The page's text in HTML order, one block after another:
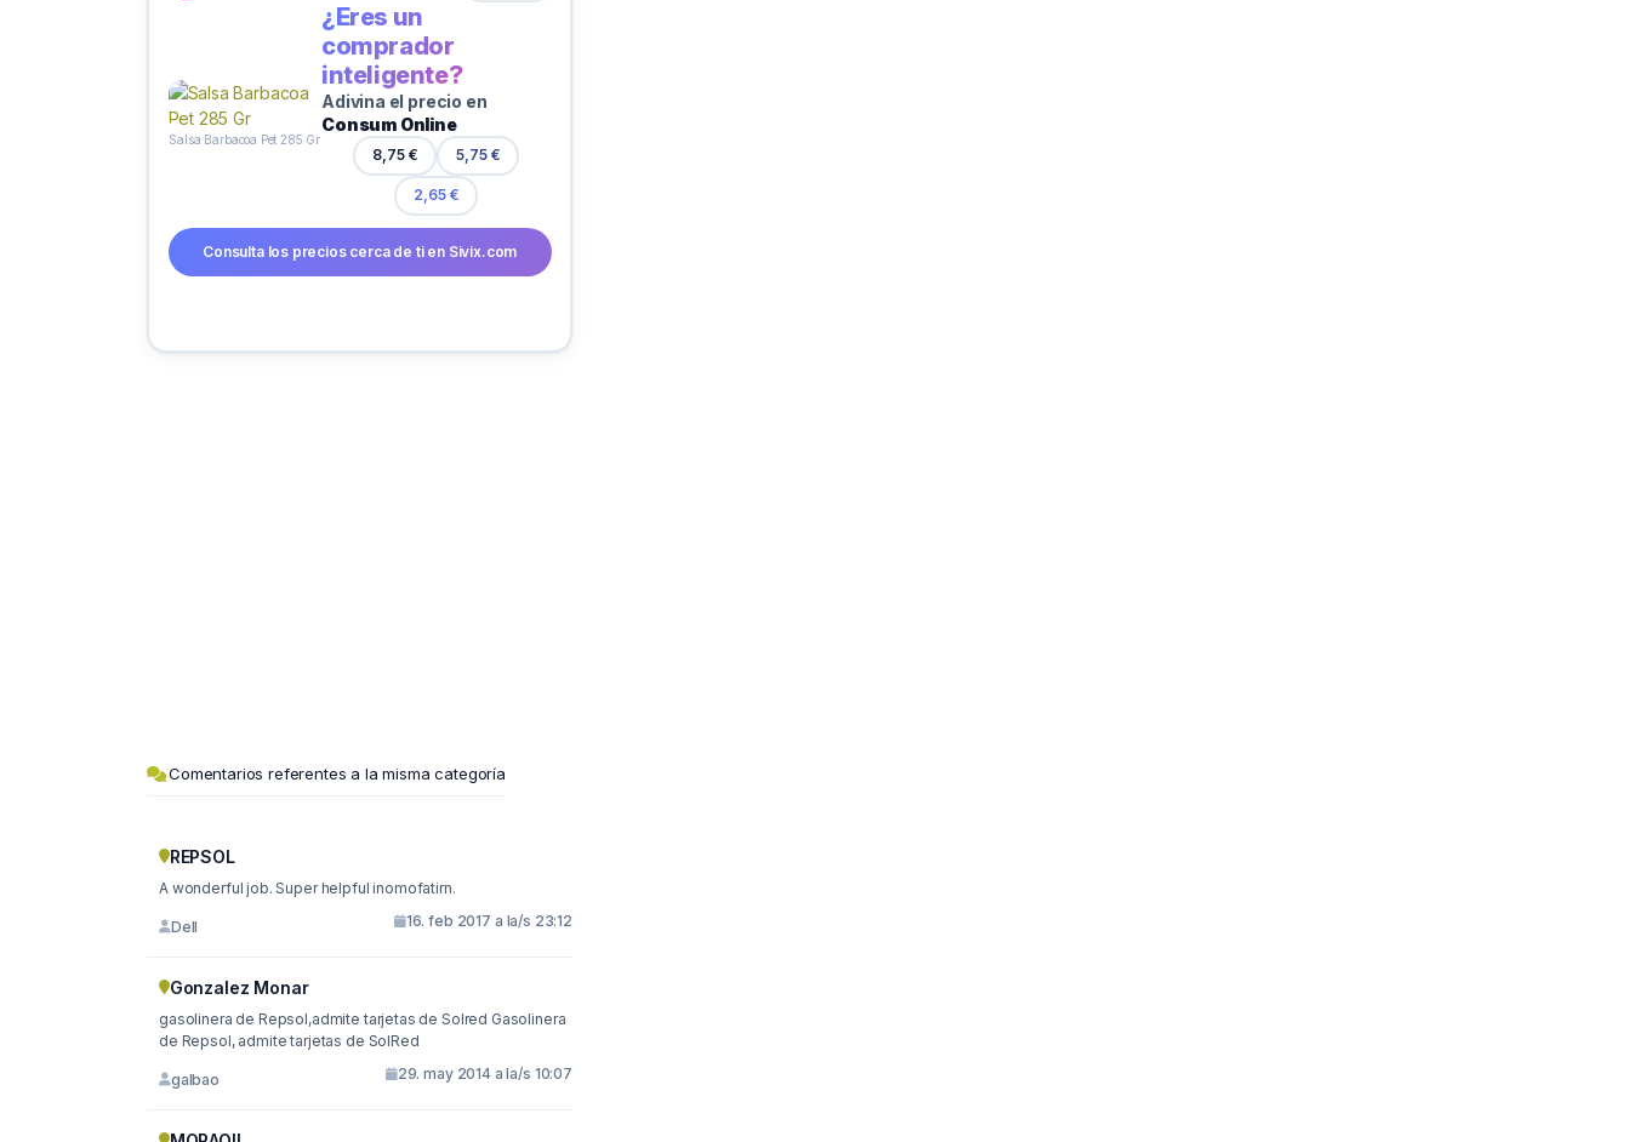
Salsa Barbacoa Pet 285 Gr
¿Eres un
comprador
inteligente?
Adivina el precio en
Consum Online
8,75 € 5,75 €
2,65 €
Consulta los precios cerca de ti en Sivix.com
Comentarios referentes a la misma categoría
REPSOL
A wonderful job. Super helpful inomofatirn.
Dell 16. feb 2017 a la/s 23:12
Gonzalez Monar
gasolinera de Repsol,admite tarjetas de Solred Gasolinera
de Repsol, admite tarjetas de SolRed
galbao 29. may 2014 a la/s 10:07